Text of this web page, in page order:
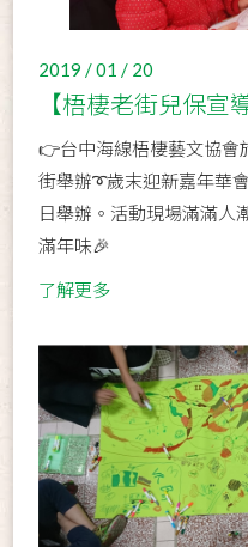
2019 / 01 / 20
【梧棲老街兒保宣
👉台中海線梧棲藝文協會
街舉辦➰歲末迎新嘉年華
日舉辦。活動現場滿滿人
滿年味🎉
了解更多